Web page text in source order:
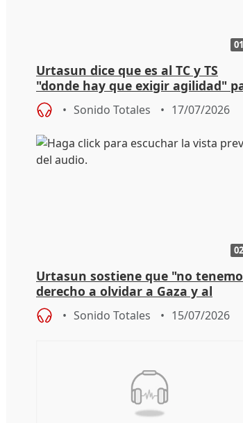
Urtasun dice que es al TC y TS
"donde hay que exigir agilidad"
aplicar la Ley de Amnistía
Sonido Totales 17/07/2026
Urtasun sostiene que "no
derecho a olvidar a Gaza y al
genocidio"
Sonido Totales 15/07/2026